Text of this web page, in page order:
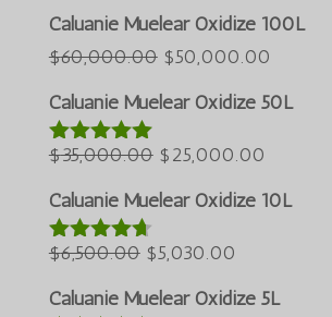
Caluanie Muelear Oxidize 100L
$60,000.00 Der
ursprüngliche
war:
$60,000.00.
$50,000.00
Caluanie Muelear Oxidize 50L
Bewertet
von 5
$35,000.00 Der
ursprüngliche
war:
$35,000.00.
$25,000.00
Caluanie Muelear Oxidize 10L
Bewertet
von 5
$6,500.00 Der
ursprüngliche
$5,030.00
aktuelle
Caluanie Muelear Oxidize 5L한국어
Bahasa